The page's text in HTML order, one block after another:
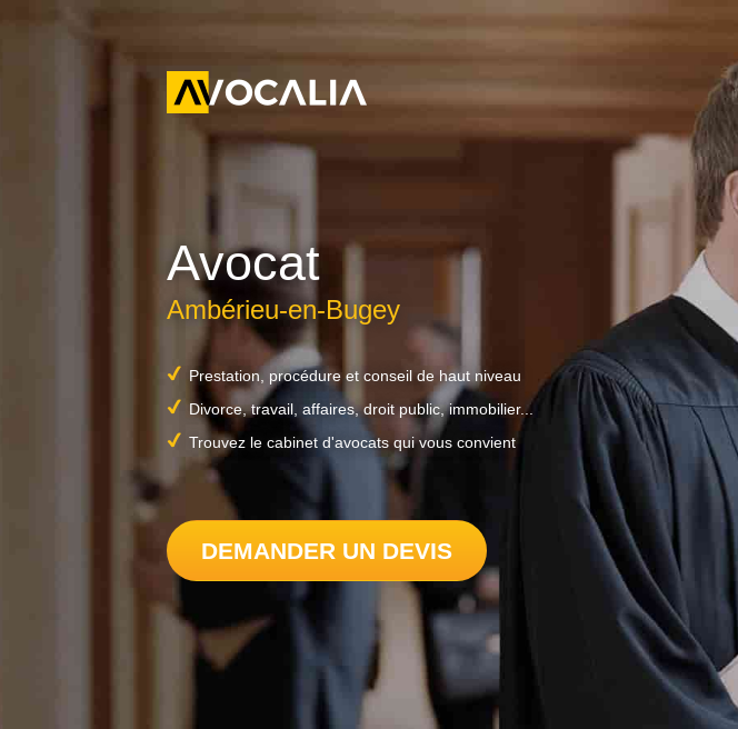
Avocat
Ambérieu-en-Bugey
Prestation, procédure et conseil de haut niveau
Divorce, travail, affaires, droit public, immobilier...
Trouvez le cabinet d'avocats qui vous convient
DEMANDER UN DEVIS